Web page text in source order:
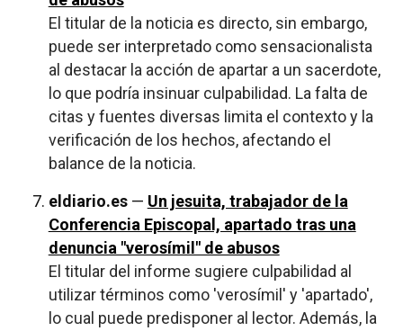
El titular de la noticia es directo, sin embargo,
puede ser interpretado como sensacionalista
al destacar la acción de apartar a un sacerdote,
lo que podría insinuar culpabilidad. La falta de
citas y fuentes diversas limita el contexto y la
verificación de los hechos, afectando el
balance de la noticia.
eldiario.es— Un jesuita, trabajador de la
Conferencia Episcopal, apartado tras una
denuncia "verosímil" de abusos
El titular del informe sugiere culpabilidad al
utilizar términos como 'verosímil' y 'apartado',
lo cual puede predisponer al lector. Además, la